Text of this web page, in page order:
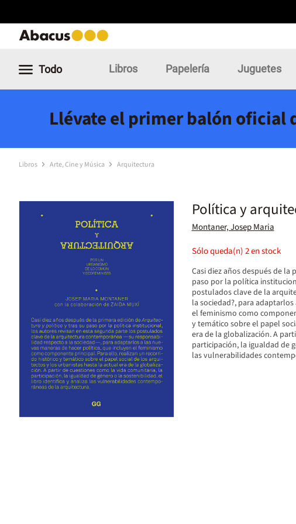
Todo Libros Papelería Juguetes
Llévate el primer balón oficial
Libros Arte, Cine y Música Arquitectura
Política y
Montaner, Josep Maria
Sólo queda(n)2en stock
Casi diez años después de
paso por la política
postulados clave de la
la sociedad?, para
el feminismo como
y temático sobre el papel
era de la globalización. A
participación, la igualdad de
las vulnerabilidades